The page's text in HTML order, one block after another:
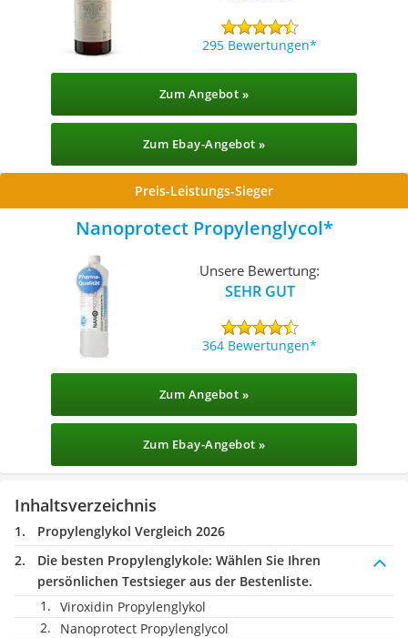
295 Bewertungen
Zum Angebot »
Zum Ebay-Angebot »
Preis-Leistungs-Sieger
Nanoprotect Propylenglycol
Unsere Bewertung:
SEHR GUT
364 Bewertungen
Zum Angebot »
Zum Ebay-Angebot »
Inhaltsverzeichnis
Propylenglykol Vergleich 2026
Die besten Propylenglykole: Wählen Sie Ihren
persönlichen Testsieger aus der Bestenliste.
Viroxidin Propylenglykol
Nanoprotect Propylenglycol